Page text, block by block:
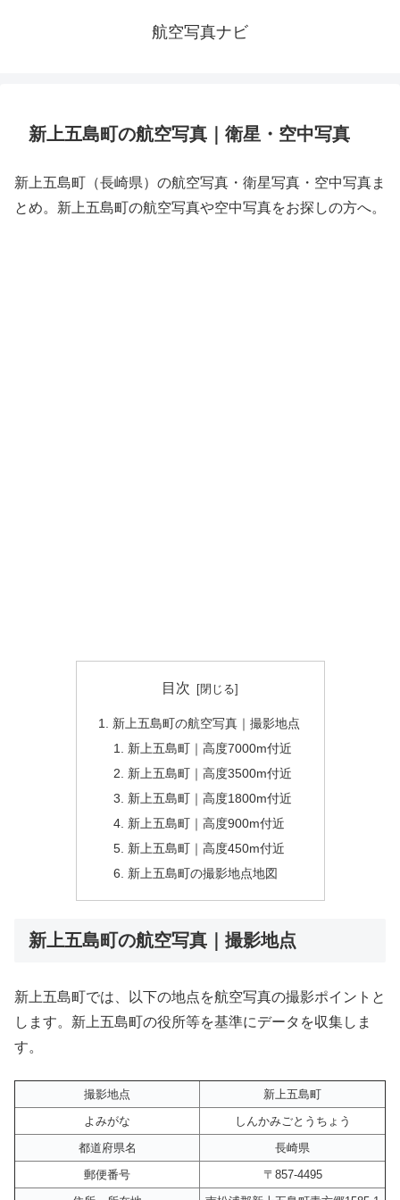
航空写真ナビ
新上五島町の航空写真｜衛星・空中写真
新上五島町（長崎県）の航空写真・衛星写真・空中写真ま
とめ。新上五島町の航空写真や空中写真をお探しの方へ。
目次
新上五島町の航空写真｜撮影地点
新上五島町｜高度7000m付近
新上五島町｜高度3500m付近
新上五島町｜高度1800m付近
新上五島町｜高度900m付近
新上五島町｜高度450m付近
新上五島町の撮影地点地図
新上五島町の航空写真｜撮影地点
新上五島町では、以下の地点を航空写真の撮影ポイントと
します。新上五島町の役所等を基準にデータを収集しま
す。
撮影地点
新上五島町
よみがな
しんかみごとうちょう
都道府県名
長崎県
郵便番号
〒857-4495